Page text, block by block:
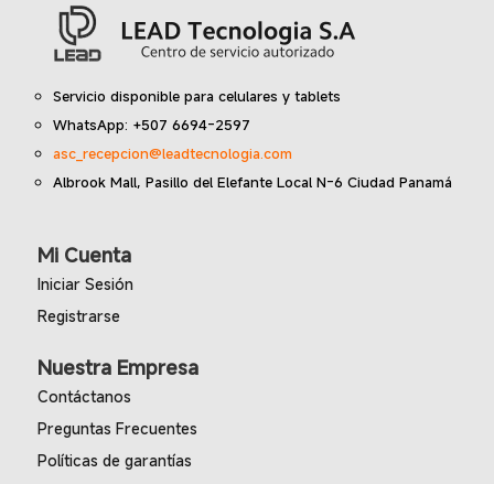
Servicio disponible para celulares y tablets
WhatsApp: +507 6694-2597
asc_recepcion@leadtecnologia.com
Albrook Mall, Pasillo del Elefante Local N-6 Ciudad Panamá
Mi Cuenta
Iniciar Sesión
Registrarse
Nuestra Empresa
Contáctanos
Preguntas Frecuentes
Políticas de garantías